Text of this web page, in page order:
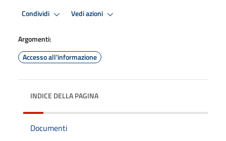
Condividi Vedi azioni
Argomenti:
Accesso all'informazione
INDICE DELLA PAGINA
Documenti